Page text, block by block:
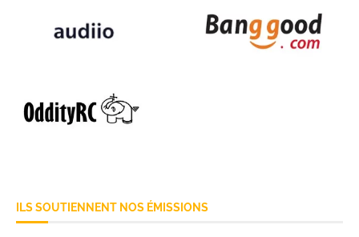
ILS SOUTIENNENT NOS ÉMISSIONS